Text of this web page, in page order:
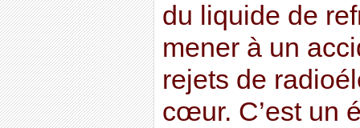
du liquide de
mener à un
rejets de
cœur. C’est un